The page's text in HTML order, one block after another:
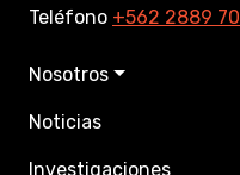
Teléfono +562 2889 70
Nosotros
Noticias
Investigaciones